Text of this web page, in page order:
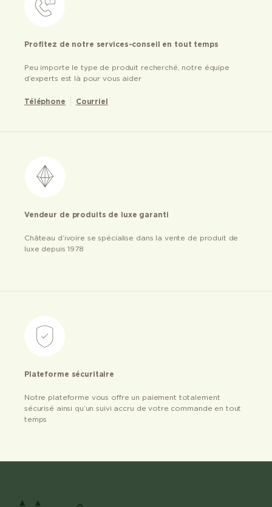
Profitez de notre services-conseil en tout temps
Peu importe le type de produit recherché, notre équipe
d’experts est là pour vous aider
Téléphone Courriel
Vendeur de produits de luxe garanti
Château d’ivoire se spécialise dans la vente de produit de
luxe depuis 1978
Plateforme sécuritaire
Notre plateforme vous offre un paiement totalement
sécurisé ainsi qu’un suivi accru de votre commande en tout
temps